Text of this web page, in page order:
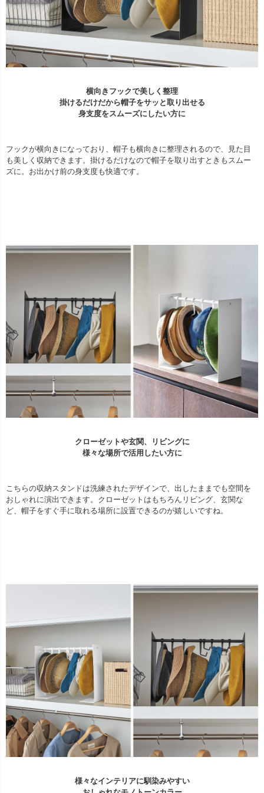
横向きフックで美しく整理
掛けるだけだから帽子をサッと取り出せる
身支度をスムーズにしたい方に
フックが横向きになっており、帽子も横向きに整理されるので、見た目
も美しく収納できます。掛けるだけなので帽子を取り出すときもスムー
ズに。お出かけ前の身支度も快適です。
クローゼットや玄関、リビングに
様々な場所で活用したい方に
こちらの収納スタンドは洗練されたデザインで、出したままでも空間を
おしゃれに演出できます。クローゼットはもちろんリビング、玄関な
ど、帽子をすぐ手に取れる場所に設置できるのが嬉しいですね。
様々なインテリアに馴染みやすい